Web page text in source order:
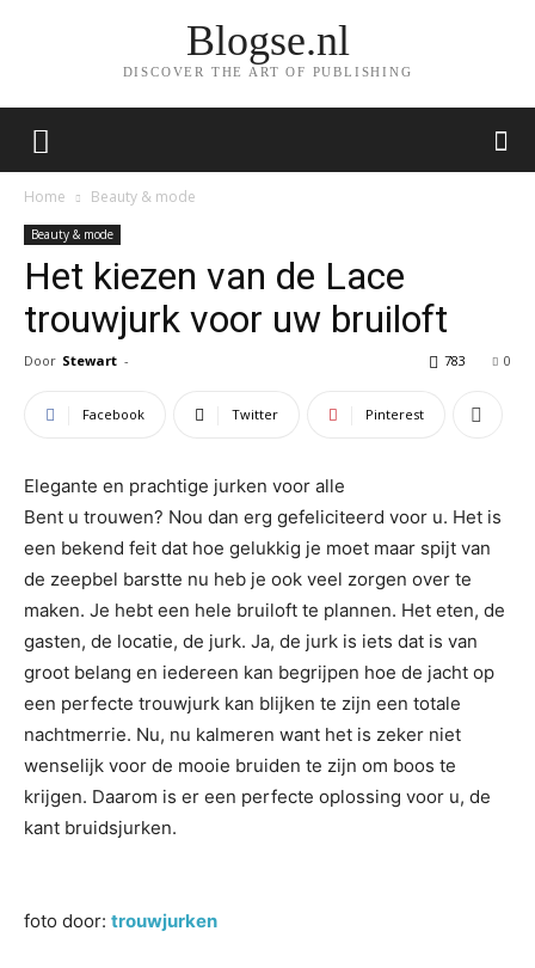
Blogse.nl
DISCOVER THE ART OF PUBLISHING
Home Beauty & mode
Beauty & mode
Het kiezen van de Lace
trouwjurk voor uw bruiloft
Door Stewart - 0
783
Facebook Twitter Pinterest
Elegante en prachtige jurken voor alle
Bent u trouwen? Nou dan erg gefeliciteerd voor u. Het is
een bekend feit dat hoe gelukkig je moet maar spijt van
de zeepbel barstte nu heb je ook veel zorgen over te
maken. Je hebt een hele bruiloft te plannen. Het eten, de
gasten, de locatie, de jurk. Ja, de jurk is iets dat is van
groot belang en iedereen kan begrijpen hoe de jacht op
een perfecte trouwjurk kan blijken te zijn een totale
nachtmerrie. Nu, nu kalmeren want het is zeker niet
wenselijk voor de mooie bruiden te zijn om boos te
krijgen. Daarom is er een perfecte oplossing voor u, de
kant bruidsjurken.
foto door: trouwjurken